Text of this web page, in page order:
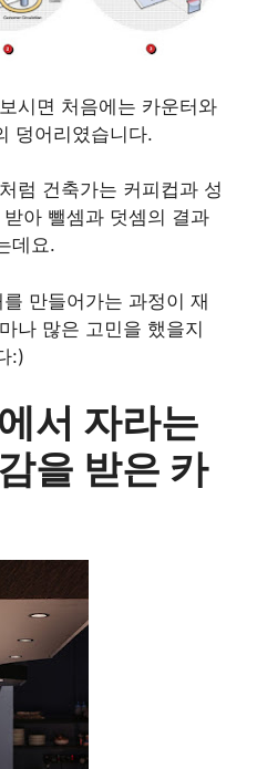
시면 처음에는 카운터와
덩어리였습니다.
럼 건축가는 커피컵과 성
아 뺄셈과 덧셈의 결과
데요.
만들어가는 과정이 재
나 많은 고민을 했을지
:)
서 자라는
을 받은 카